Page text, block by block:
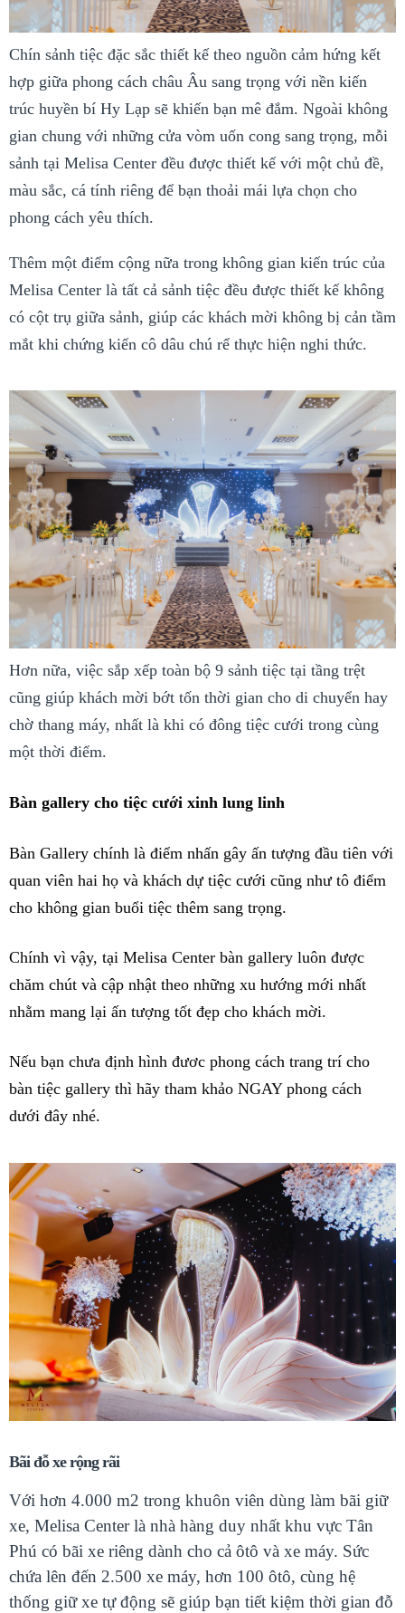
Chín sảnh tiệc đặc sắc thiết kế theo nguồn cảm hứng kết
hợp giữa phong cách châu Âu sang trọng với nền kiến
trúc huyền bí Hy Lạp sẽ khiến bạn mê đắm. Ngoài không
gian chung với những cửa vòm uốn cong sang trọng, mỗi
sảnh tại Melisa Center đều được thiết kế với một chủ đề,
màu sắc, cá tính riêng để bạn thoải mái lựa chọn cho
phong cách yêu thích.
Thêm một điểm cộng nữa trong không gian kiến trúc của
Melisa Center là tất cả sảnh tiệc đều được thiết kế không
có cột trụ giữa sảnh, giúp các khách mời không bị cản tầm
mắt khi chứng kiến cô dâu chú rể thực hiện nghi thức.
Hơn nữa, việc sắp xếp toàn bộ 9 sảnh tiệc tại tầng trệt
cũng giúp khách mời bớt tốn thời gian cho di chuyển hay
chờ thang máy, nhất là khi có đông tiệc cưới trong cùng
một thời điểm.
Bàn gallery cho tiệc cưới xinh lung linh
Bàn Gallery chính là điểm nhấn gây ấn tượng đầu tiên với
quan viên hai họ và khách dự tiệc cưới cũng như tô điểm
cho không gian buổi tiệc thêm sang trọng.
Chính vì vậy, tại Melisa Center bàn gallery luôn được
chăm chút và cập nhật theo những xu hướng mới nhất
nhằm mang lại ấn tượng tốt đẹp cho khách mời.
Nếu bạn chưa định hình đươc phong cách trang trí cho
bàn tiệc gallery thì hãy tham khảo NGAY phong cách
dưới đây nhé.
Bãi đỗ xe rộng rãi
Với hơn 4.000 m2 trong khuôn viên dùng làm bãi giữ
xe, Melisa Center là nhà hàng duy nhất khu vực Tân
Phú có bãi xe riêng dành cho cả ôtô và xe máy. Sức
chứa lên đến 2.500 xe máy, hơn 100 ôtô, cùng hệ
thống giữ xe tự động sẽ giúp bạn tiết kiệm thời gian đỗ